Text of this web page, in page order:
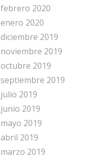
febrero 2020
enero 2020
diciembre 2019
noviembre 2019
octubre 2019
septiembre 2019
julio 2019
junio 2019
mayo 2019
abril 2019
marzo 2019